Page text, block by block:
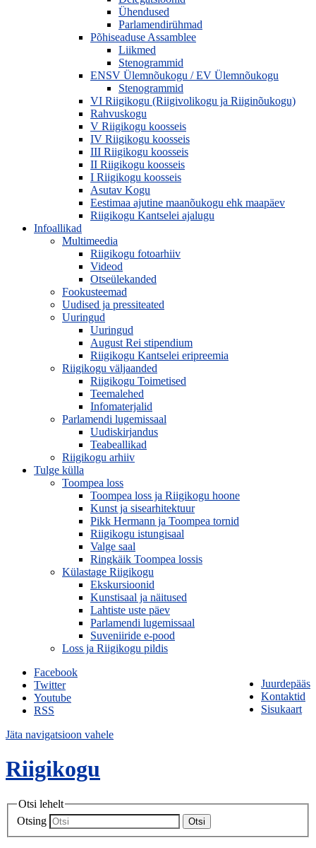
Ühendused
Parlamendirühmad
Põhiseaduse Assamblee
Liikmed
Stenogrammid
ENSV Ülemnõukogu / EV Ülemnõukogu
Stenogrammid
VI Riigikogu (Riigivolikogu ja Riiginõukogu)
Rahvuskogu
V Riigikogu koosseis
IV Riigikogu koosseis
III Riigikogu koosseis
II Riigikogu koosseis
I Riigikogu koosseis
Asutav Kogu
Eestimaa ajutine maanõukogu ehk maapäev
Riigikogu Kantselei ajalugu
Infoallikad
Multimeedia
Riigikogu fotoarhiiv
Videod
Otseülekanded
Fookusteemad
Uudised ja pressiteated
Uuringud
Uuringud
August Rei stipendium
Riigikogu Kantselei eripreemia
Riigikogu väljaanded
Riigikogu Toimetised
Teemalehed
Infomaterjalid
Parlamendi lugemissaal
Uudiskirjandus
Teabeallikad
Riigikogu arhiiv
Tulge külla
Toompea loss
Toompea loss ja Riigikogu hoone
Kunst ja sisearhitektuur
Pikk Hermann ja Toompea tornid
Riigikogu istungisaal
Valge saal
Ringkäik Toompea lossis
Külastage Riigikogu
Ekskursioonid
Kunstisaal ja näitused
Lahtiste uste päev
Parlamendi lugemissaal
Suveniiride e-pood
Loss ja Riigikogu pildis
Juurdepääs
Kontaktid
Sisukaart
Facebook
Twitter
Youtube
RSS
Jäta navigatsioon vahele
Riigikogu
Otsi lehelt
Otsing
Otsi